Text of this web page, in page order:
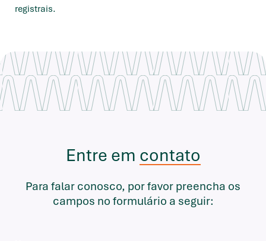
registrais.
Entre em contato
Para falar conosco, por favor preencha os
campos no formulário a seguir: